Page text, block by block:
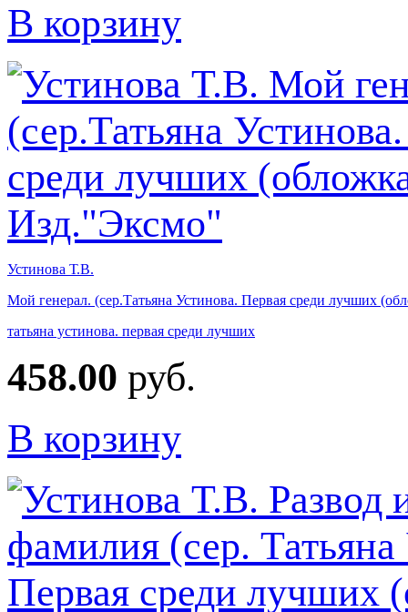
В корзину
Устинова Т.В.
Мой генерал. (сер.Татьяна Устинова. Первая среди лучших
татьяна устинова. первая среди лучших
458.00 руб.
В корзину